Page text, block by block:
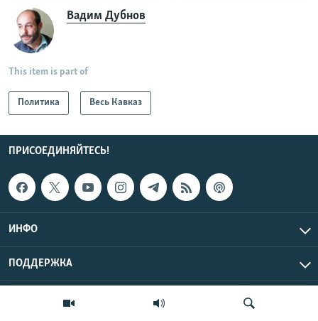
Вадим Дубнов
This item is part of
Политика Весь Кавказ
ПРИСОЕДИНЯЙТЕСЬ!
ИНФО
ПОДДЕРЖКА
Эхо Кавказа © 2026 RFE/RL, Inc. | Все права защищены.